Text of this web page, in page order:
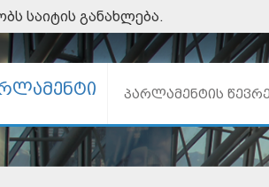
საიტის განახლება.
ᲞᲐᲠᲚᲐᲛᲔᲜᲢᲘᲡ